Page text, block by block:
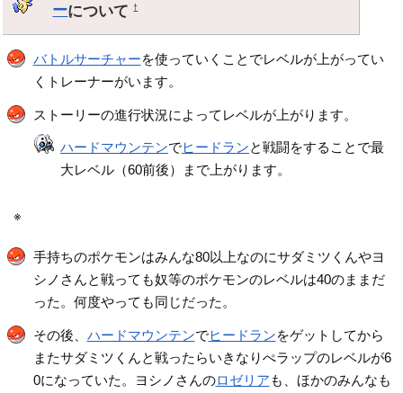
ーについて†
バトルサーチャーを使っていくことでレベルが上がってい
くトレーナーがいます。
ストーリーの進行状況によってレベルが上がります。
ハードマウンテンでヒードランと戦闘をすることで最
大レベル（60前後）まで上がります。
※
手持ちのポケモンはみんな80以上なのにサダミツくんやヨ
シノさんと戦っても奴等のポケモンのレベルは40のままだ
った。何度やっても同じだった。
その後、 ハードマウンテンでヒードランをゲットしてから
またサダミツくんと戦ったらいきなりぺラップのレベルが6
0になっていた。ヨシノさんのロゼリアも、ほかのみんなも